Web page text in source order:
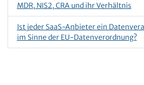
MDR, NIS2, CRA und ihr Verhältnis
Ist jeder SaaS-Anbieter ein
im Sinne der EU-Datenverordnung?